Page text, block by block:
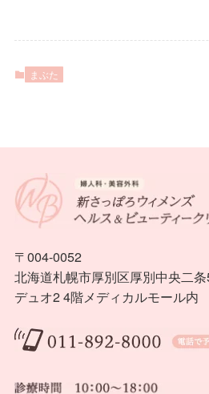
まぶた
〒004-0052
北海道札幌市厚別区厚別中央二
デュオ2 4階メディカルモール内